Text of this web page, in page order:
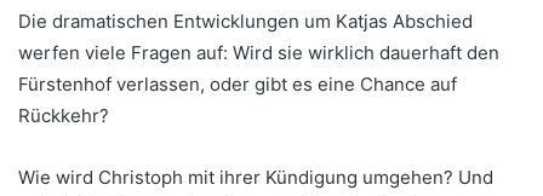
Die dramatischen Entwicklungen um Katjas Abschied
werfen viele Fragen auf: Wird sie wirklich dauerhaft den
Fürstenhof verlassen, oder gibt es eine Chance auf
Rückkehr?
Wie wird Christoph mit ihrer Kündigung umgehen? Und